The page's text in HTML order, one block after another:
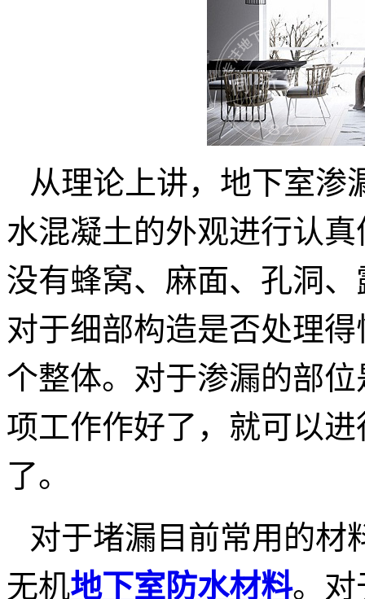
从理论上讲，地下室渗
水混凝土的外观进行认
没有蜂窝、麻面、孔洞
对于细部构造是否处理
个整体。对于渗漏的部
项工作作好了，就可以
了。
对于堵漏目前常用的材
无机地下室防水材料。对